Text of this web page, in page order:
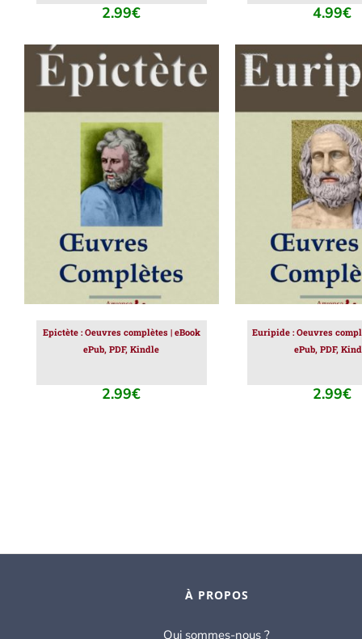
2.99€ 4.99€
AJOUTER AU PANIER
DÉTAILS
Epictète : Oeuvres complètes | eBook
ePub, PDF, Kindle
2.99€
AJOUTER AU
DÉTAILS
Euripide : Oeuvres
ePub, PDF,
2.99€
À PROPOS
Qui sommes-nous ?